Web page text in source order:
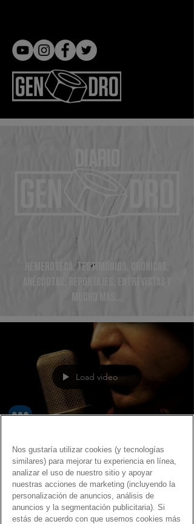
DIARIO
HEMEROTECA, TESTIMONIOS, CRÓNICAS,
ANÉCDOTAS, REPORTAJES, ENTREVISTAS Y
Load video
Fernando Martín
1 sept 2022
Gen Dro es mejor con una
sonrisa
Nos gustaría utilizar cookies (y tecnologías
similares) para mejorar tu experiencia en línea,
analizar el uso de nuestro sitio y apoyar
nuestras acciones de marketing (incluyendo la
personalización de anuncios, análisis de
anuncios y la segmentación publicitaria). Si
estás de acuerdo con que usemos cookies más